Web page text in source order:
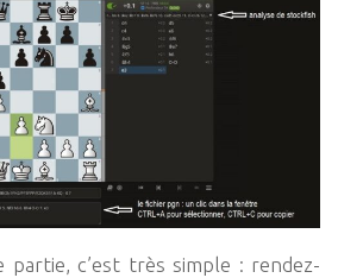
c’est très simple : rendez-